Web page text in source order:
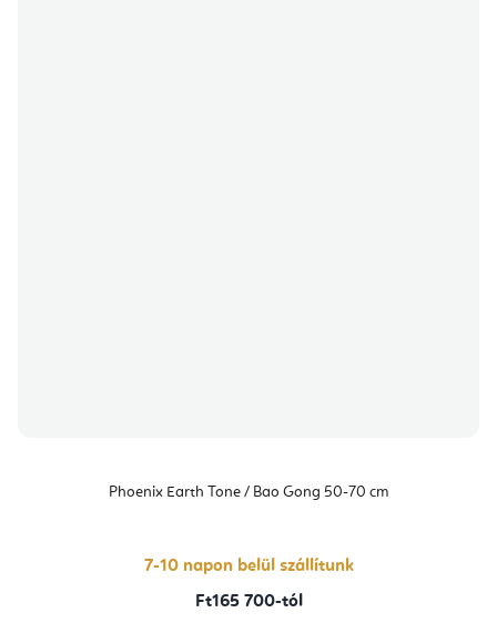
Phoenix Earth Tone / Bao Gong 50-70 cm
7-10 napon belül szállítunk
Ft165 700-tól